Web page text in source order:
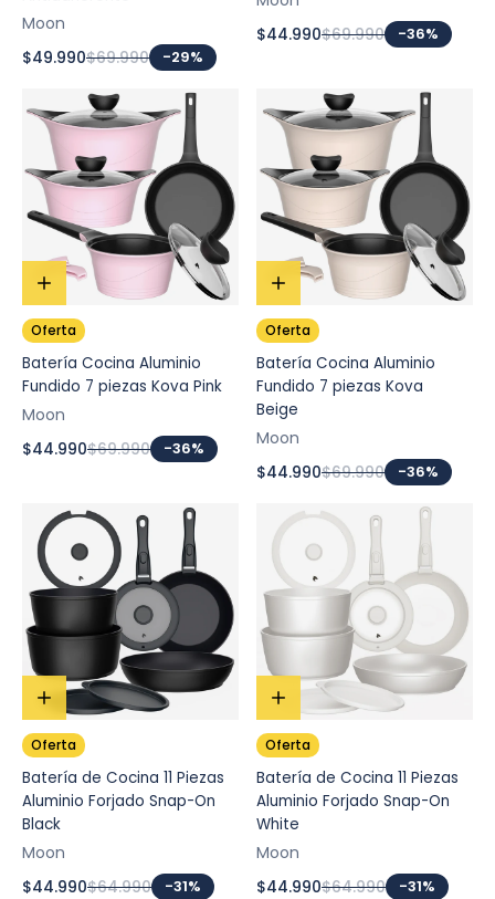
Moon
$49.990$69.990 -29%
$44.990$69.990 -36%
Oferta
Batería Cocina Aluminio
Fundido 7 piezas Kova Pink
Moon
$44.990$69.990 -36%
Oferta
Batería Cocina Aluminio
Fundido 7 piezas Kova
Beige
Moon
$44.990$69.990 -36%
Oferta
Batería de Cocina 11 Piezas
Aluminio Forjado Snap-On
Black
Moon
$44.990$64.990 -31%
Oferta
Batería de Cocina 11 Piezas
Aluminio Forjado Snap-On
White
Moon
$44.990$64.990 -31%